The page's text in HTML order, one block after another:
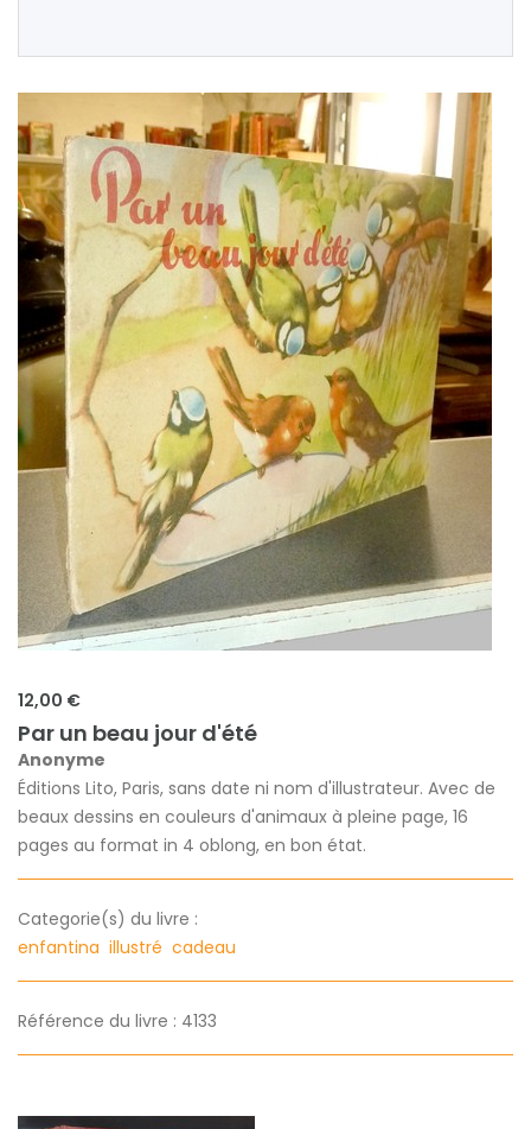
12,00 €
Par un beau jour d'été
Anonyme
Éditions Lito, Paris, sans date ni nom d'illustrateur. Avec de
beaux dessins en couleurs d'animaux à pleine page, 16
pages au format in 4 oblong, en bon état.
Categorie(s) du livre :
enfantina illustré cadeau
Référence du livre : 4133